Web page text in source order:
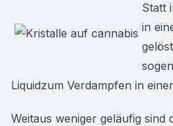
Statt
in
Liquidzum Verdampfen in
Weitaus weniger geläufig sind